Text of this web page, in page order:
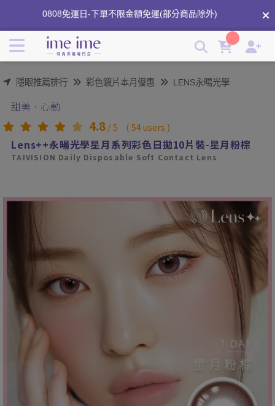
Lens++永暘光學｜星月系列｜星月粉棕｜月牙款｜台灣品牌 |
imeime 隱形眼鏡美瞳店
0808免運日-下單不限金額免運(部分商品除外)
分享商品心得領紅利⟢
隱眼推薦排行 彩色鏡片本月優惠 LENS永暘光學
甜美．心動
4.8/5 (54users )
Lens++永暘光學星月系列彩色日拋10片裝-星月粉棕
TAIVISION Daily Disposable Soft Contact Lens